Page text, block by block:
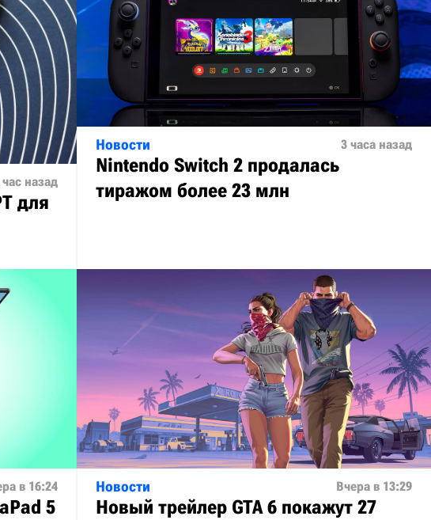
час назад
для
Новости 3 часа назад
Nintendo Switch 2 продалась
тиражом более 23 млн
в 16:24
5
Новости Вчера в 13:29
Новый трейлер GTA 6 покажут 27